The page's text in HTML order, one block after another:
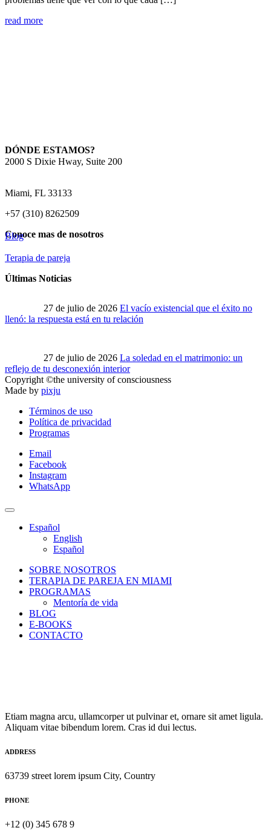
read more
DÓNDE ESTAMOS?
2000 S Dixie Hway, Suite 200
Miami, FL 33133
+57 (310) 8262509
Conoce mas de nosotros
Blog
Terapia de pareja
Últimas Noticias
27 de julio de 2026 El vacío existencial que el éxito no
llenó: la respuesta está en tu relación
27 de julio de 2026 La soledad en el matrimonio: un
reflejo de tu desconexión interior
Copyright ©the university of consciousness
Made by pixju
Términos de uso
Política de privacidad
Programas
Email
Facebook
Instagram
WhatsApp
Español
English
Español
SOBRE NOSOTROS
TERAPIA DE PAREJA EN MIAMI
PROGRAMAS
Mentoría de vida
BLOG
E-BOOKS
CONTACTO
Etiam magna arcu, ullamcorper ut pulvinar et, ornare sit amet ligula.
Aliquam vitae bibendum lorem. Cras id dui lectus.
ADDRESS
63739 street lorem ipsum City, Country
PHONE
+12 (0) 345 678 9